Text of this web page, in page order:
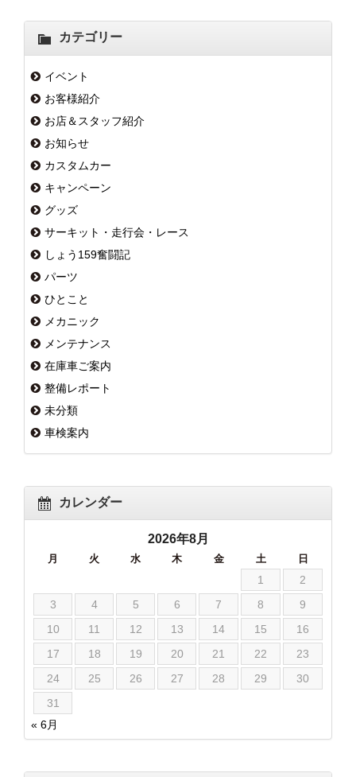
カテゴリー
イベント
お客様紹介
お店＆スタッフ紹介
お知らせ
カスタムカー
キャンペーン
グッズ
サーキット・走行会・レース
しょう159奮闘記
パーツ
ひとこと
メカニック
メンテナンス
在庫車ご案内
整備レポート
未分類
車検案内
カレンダー
2026年8月
月 火 水 木 金 土 日
1
2
3
4 5 6 7 8
9
10
11 12 13 14 15
16
17
18 19 20 21 22
23
24
25 26 27 28 29
30
31
« 6月